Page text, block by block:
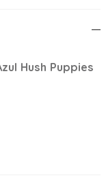
Hush Puppies